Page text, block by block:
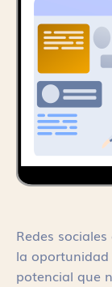
Redes
la
potencial que